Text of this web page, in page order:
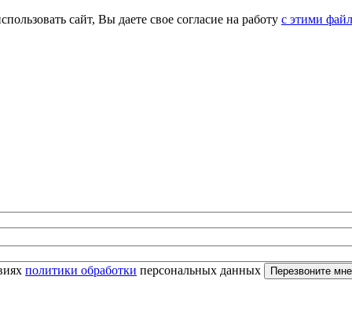
сайт, Вы даете свое согласие на работу с этими
политики обработки персональных данных